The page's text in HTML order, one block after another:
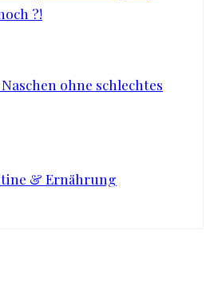
?!
ohne schlechtes
& Ernährung